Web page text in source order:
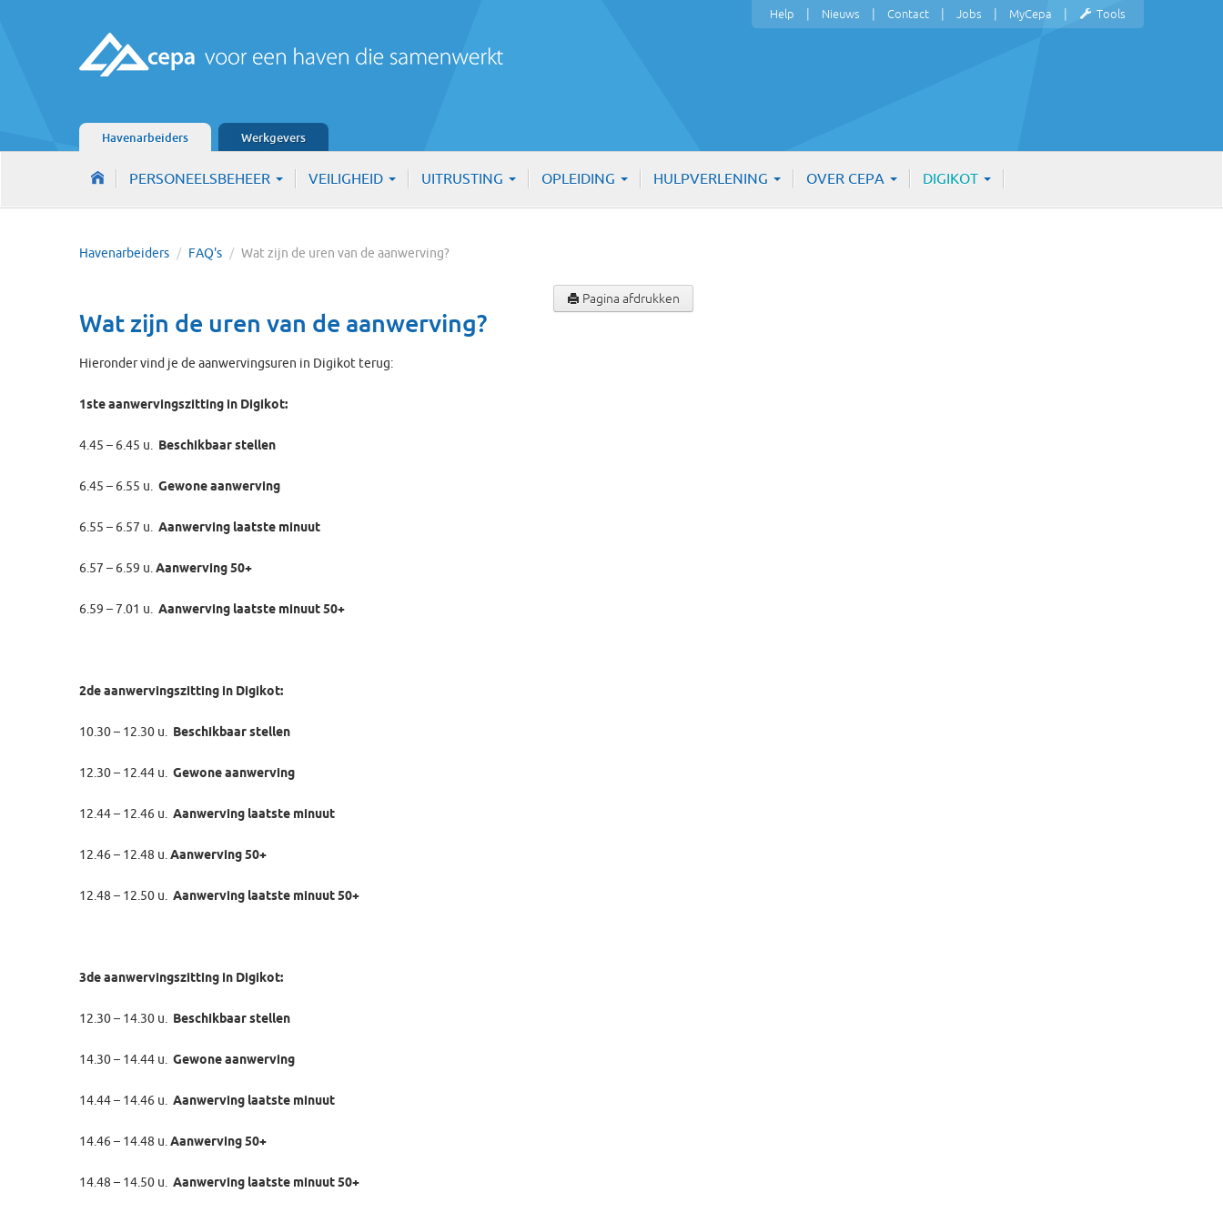
Havenarbeiders Werkgevers
Help Nieuws Contact Jobs MyCepa Tools
PERSONEELSBEHEER VEILIGHEID UITRUSTING OPLEIDING HULPVERLENING OVER CEPA DIGIKOT
Havenarbeiders / FAQ's / Wat zijn de uren van de aanwerving?
Pagina afdrukken
Wat zijn de uren van de aanwerving?
Hieronder vind je de aanwervingsuren in Digikot terug:
1ste aanwervingszitting in Digikot:
4.45 – 6.45 u. Beschikbaar stellen
6.45 – 6.55 u. Gewone aanwerving
6.55 – 6.57 u. Aanwerving laatste minuut
6.57 – 6.59 u. Aanwerving 50+
6.59 – 7.01 u. Aanwerving laatste minuut 50+
2de aanwervingszitting in Digikot:
10.30 – 12.30 u. Beschikbaar stellen
12.30 – 12.44 u. Gewone aanwerving
12.44 – 12.46 u. Aanwerving laatste minuut
12.46 – 12.48 u. Aanwerving 50+
12.48 – 12.50 u. Aanwerving laatste minuut 50+
3de aanwervingszitting in Digikot:
12.30 – 14.30 u. Beschikbaar stellen
14.30 – 14.44 u. Gewone aanwerving
14.44 – 14.46 u. Aanwerving laatste minuut
14.46 – 14.48 u. Aanwerving 50+
14.48 – 14.50 u. Aanwerving laatste minuut 50+